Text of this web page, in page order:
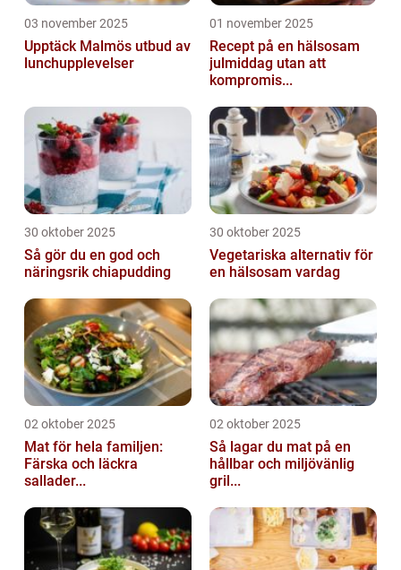
03 november 2025
Upptäck Malmös utbud av
lunchupplevelser
01 november 2025
Recept på en hälsosam
julmiddag utan att
kompromis...
30 oktober 2025
Så gör du en god och
näringsrik chiapudding
30 oktober 2025
Vegetariska alternativ för
en hälsosam vardag
02 oktober 2025
Mat för hela familjen:
Färska och läckra
sallader...
02 oktober 2025
Så lagar du mat på en
hållbar och miljövänlig
gril...